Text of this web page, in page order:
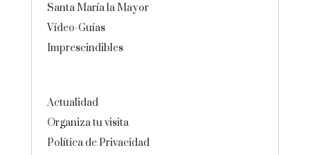
Santa María la Mayor
Vídeo-Guías
Imprescindibles
Actualidad
Organiza tu visita
Política de Privacidad